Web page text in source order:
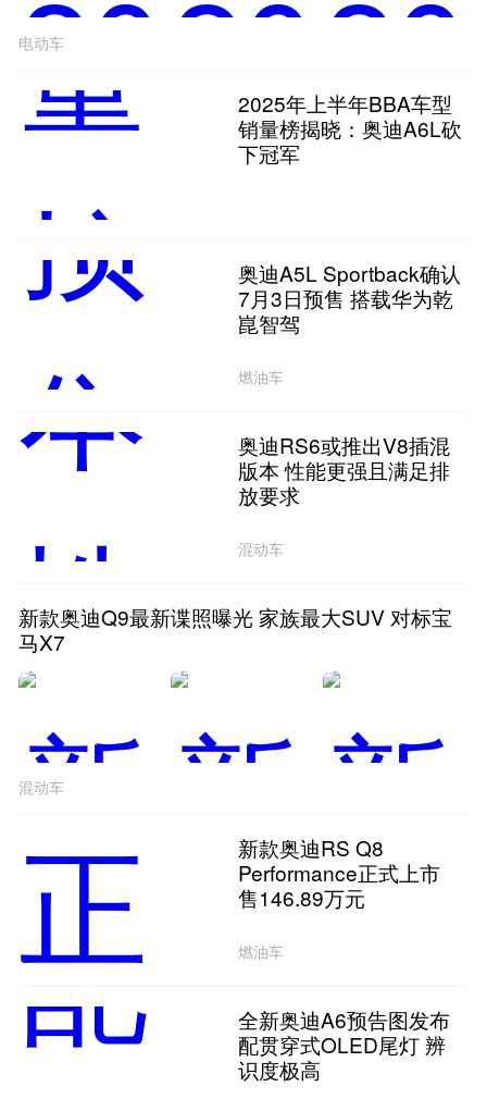
电动车
2025年上半年BBA车型
销量榜揭晓：奥迪A6L砍
下冠军
奥迪A5L Sportback确认
7月3日预售 搭载华为乾
崑智驾
燃油车
奥迪RS6或推出V8插混
版本 性能更强且满足排
放要求
混动车
新款奥迪Q9最新谍照曝光 家族最大SUV 对标宝
马X7
混动车
新款奥迪RS Q8
Performance正式上市
售146.89万元
燃油车
全新奥迪A6预告图发布
配贯穿式OLED尾灯 辨
识度极高